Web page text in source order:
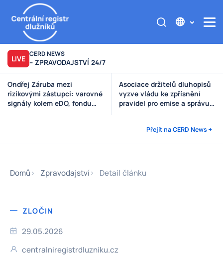
LIVE CERD NEWS
– ZPRAVODAJSTVÍ 24/7
Asociace držitelů dluhopisů
vyzve vládu ke zpřísnění
pravidel pro emise a správu
Výzva poškozeným věřitelům
Štěpánek Auto
Přejít na CERD News
Domů Zpravodajství Detail článku
ZLOČIN
29.05.2026
centralniregistrdluzniku.cz